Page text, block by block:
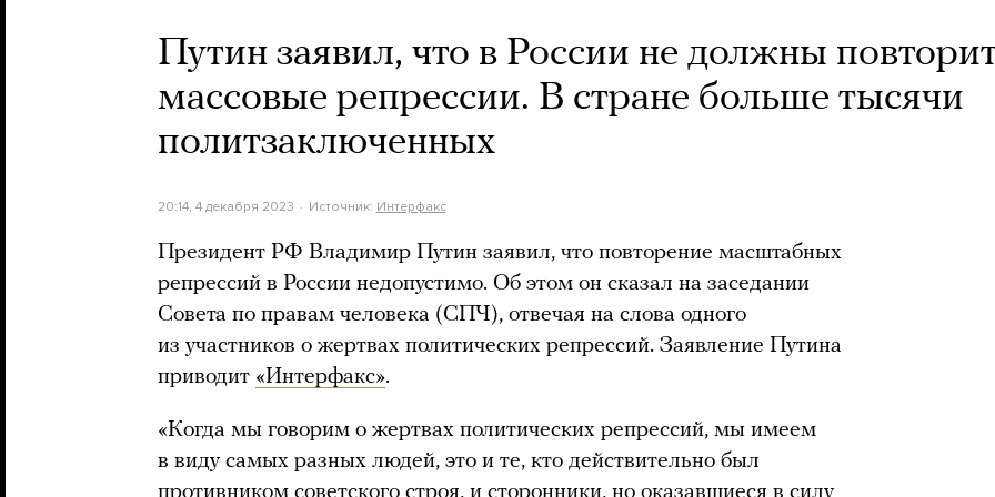
Путин заявил, что в России не должны
массовые репрессии. В стране больше тысячи
политзаключенных
20:14, 4 декабря 2023 Источник: Интерфакс
Президент РФ Владимир Путин заявил, что повторение масштабных
репрессий в России недопустимо. Об этом он сказал на заседании
Совета по правам человека (СПЧ), отвечая на слова одного
из участников о жертвах политических репрессий. Заявление Путина
приводит «Интерфакс».
«Когда мы говорим о жертвах политических репрессий, мы имеем
в виду самых разных людей, это и те, кто действительно был
противником советского строя, и сторонники, но оказавшиеся в силу